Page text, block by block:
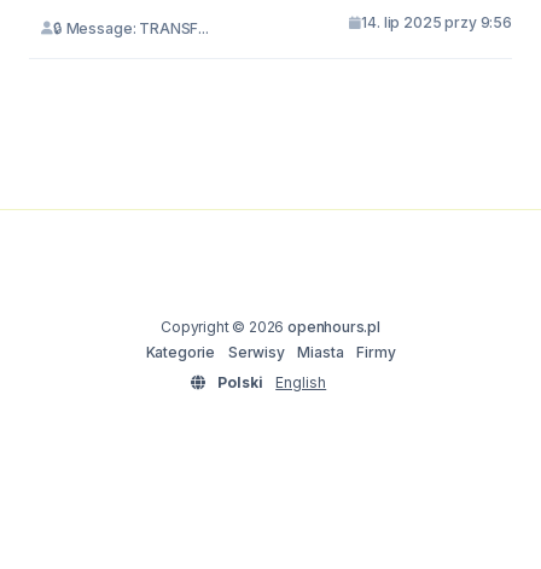
🔒 Message: TRANSF... 14. lip 2025 przy 9:56
Copyright © 2026openhours.pl
Kategorie
Serwisy Miasta
Firmy
Polski
English